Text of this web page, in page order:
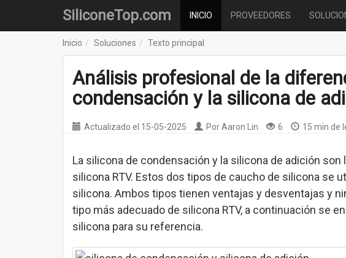
SiliconeTop.com INICIO PROVEEDORES
Inicio Soluciones Texto principal
Análisis profesional de la
condensación y la silicona de
Actualizado el 15-05-2025 PorAaron Lin 6 15 min de
La silicona de condensación y la silicona de adición
silicona RTV. Estos dos tipos de caucho de silicona se
silicona. Ambos tipos tienen ventajas y desventajas y
tipo más adecuado de silicona RTV, a continuación se
silicona para su referencia.